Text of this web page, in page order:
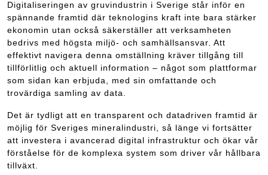
Digitaliseringen av gruvindustrin i Sverige står inför en
spännande framtid där teknologins kraft inte bara stärker
ekonomin utan också säkerställer att verksamheten
bedrivs med högsta miljö- och samhällsansvar. Att
effektivt navigera denna omställning kräver tillgång till
tillförlitlig och aktuell information – något som plattformar
som sidan kan erbjuda, med sin omfattande och
trovärdiga samling av data.
Det är tydligt att en transparent och datadriven framtid är
möjlig för Sveriges mineralindustri, så länge vi fortsätter
att investera i avancerad digital infrastruktur och ökar vår
förståelse för de komplexa system som driver vår hållbara
tillväxt.